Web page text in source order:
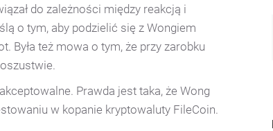
do zależności między reakcją i
o tym, aby podzielić się z Wongiem
Była też mowa o tym, że przy zarobku
Prawda jest taka, że Wong
w kopanie kryptowaluty FileCoin.